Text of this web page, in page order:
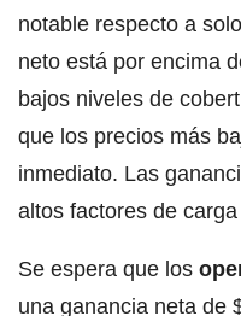
notable respecto a
neto está por encima
bajos niveles de
que los precios más
inmediato. Las
altos factores de
Se espera que los
una ganancia neta de